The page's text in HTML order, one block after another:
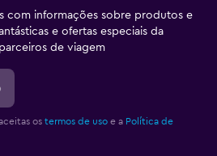
com informações sobre produtos e
e ofertas especiais da
de viagem
os termos de uso e a Política de